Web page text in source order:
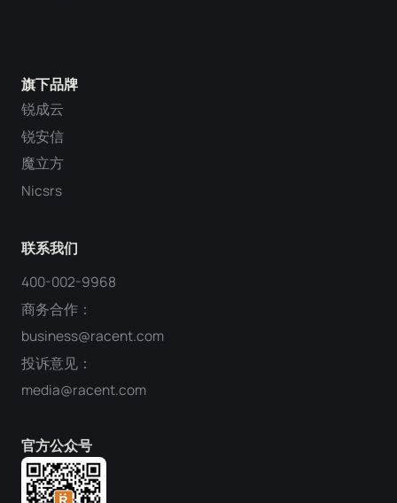
旗下品牌
锐成云
锐安信
魔立方
Nicsrs
联系我们
400-002-9968
商务合作：
business@racent.com
投诉意见：
media@racent.com
官方公众号